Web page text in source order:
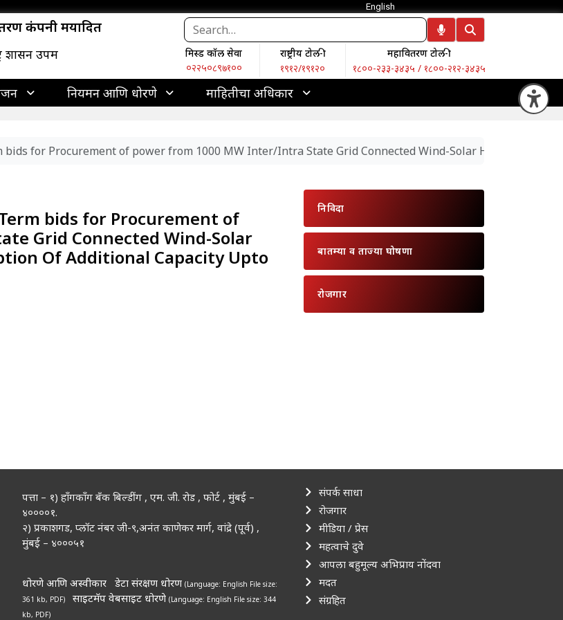
English
कंपनी मर्यादित
शासन उपक्रम
मिस्ड कॉल सेवा
०२२५०८९७१००
राष्ट्रीय टोल-फ्री
१९१२/१९१२०
महावितरण टोल-फ्री
१८००-२३३-३४३५ / १८००-२१२-३४३५
नियमन आणि धोरणे माहितीचा अधिकार
for Procurement of power from 1000 MW Inter/Intra State Grid Connected Wind-Solar Hybrid
bids for Procurement of
Grid Connected Wind-Solar
Of Additional Capacity Upto
निविदा
बातम्या व ताज्या घोषणा
रोजगार
पत्ता – १) हॉंगकॉंग बँक बिल्डींग , एम. जी. रोड , फोर्ट , मुंबई –
४००००१.
२) प्रकाशगड, प्लॉट नंबर जी-९,अनंत काणेकर मार्ग, वांद्रे (पूर्व) ,
मुंबई – ४०००५१
धोरणे आणि अस्वीकार डेटा संरक्षण धोरण(Language: English File size:
361 kb, PDF)
साइटमॅप वेबसाइट धोरणे(Language: English File size: 344
kb, PDF)
संपर्क साधा
रोजगार
मीडिया / प्रेस
महत्वाचे दुवे
आपला बहुमूल्य अभिप्राय नोंदवा
मदत
संग्रहित